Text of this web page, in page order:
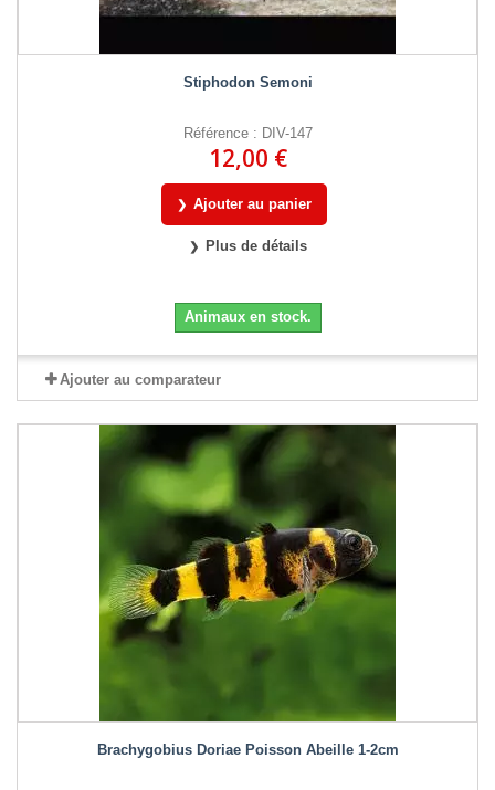
Stiphodon Semoni
Référence : DIV-147
12,00 €
Ajouter au panier
Plus de détails
Animaux en stock.
Ajouter au comparateur
Brachygobius Doriae Poisson Abeille 1-2cm